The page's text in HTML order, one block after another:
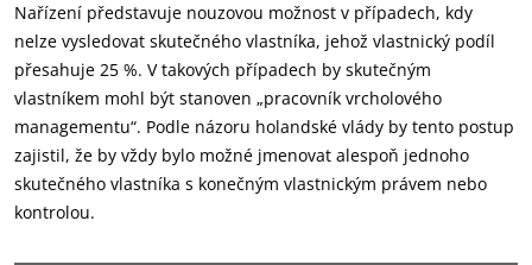
Nařízení představuje nouzovou možnost v případech, kdy
nelze vysledovat skutečného vlastníka, jehož vlastnický podíl
přesahuje 25 %. V takových případech by skutečným
vlastníkem mohl být stanoven „pracovník vrcholového
managementu“. Podle názoru holandské vlády by tento postup
zajistil, že by vždy bylo možné jmenovat alespoň jednoho
skutečného vlastníka s konečným vlastnickým právem nebo
kontrolou.